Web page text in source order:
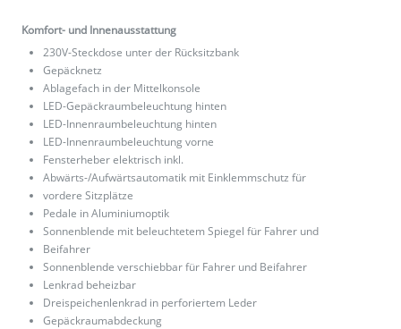
Komfort- und Innenausstattung
230V-Steckdose unter der Rücksitzbank
Gepäcknetz
Ablagefach in der Mittelkonsole
LED-Gepäckraumbeleuchtung hinten
LED-Innenraumbeleuchtung hinten
LED-Innenraumbeleuchtung vorne
Fensterheber elektrisch inkl.
Abwärts-/Aufwärtsautomatik mit Einklemmschutz für
vordere Sitzplätze
Pedale in Aluminiumoptik
Sonnenblende mit beleuchtetem Spiegel für Fahrer und
Beifahrer
Sonnenblende verschiebbar für Fahrer und Beifahrer
Lenkrad beheizbar
Dreispeichenlenkrad in perforiertem Leder
Gepäckraumabdeckung